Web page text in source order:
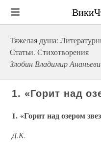
Тяжелая душа:
Статьи. Стихотворения
Злобин Владимир
1. «Горит над
1. «Горит над озером
Д.К.